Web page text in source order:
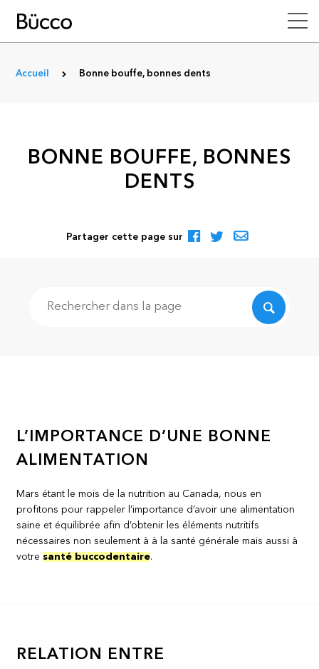
Accueil Bonne bouffe, bonnes dents
BONNE BOUFFE, BONNES
DENTS
Partager cette page sur
L’IMPORTANCE D’UNE BONNE
ALIMENTATION
Mars étant le mois de la nutrition au Canada, nous en
profitons pour rappeler l’importance d’avoir une alimentation
saine et équilibrée afin d’obtenir les éléments nutritifs
nécessaires non seulement à à la santé générale mais aussi à
votresanté buccodentaire.
RELATION ENTRE